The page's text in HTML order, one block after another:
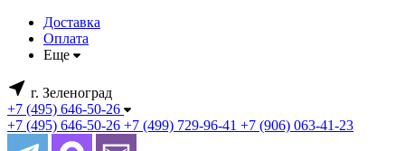
Доставка
Оплата
Еще
г. Зеленоград
+7 (495) 646-50-26
+7 (495) 646-50-26 +7 (499) 729-96-41 +7 (906) 063-41-23